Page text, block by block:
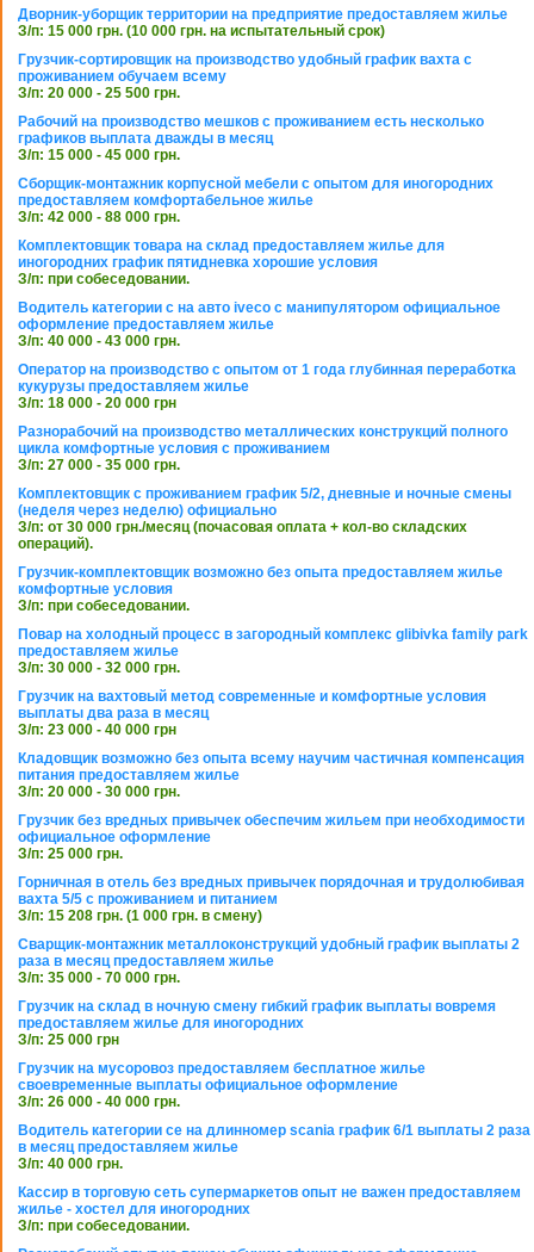
Дворник-уборщик территории на предприятие предоставляем жилье
З/п: 15 000 грн. (10 000 грн. на испытательный срок)
Грузчик-сортировщик на производство удобный график вахта с
проживанием обучаем всему
З/п: 20 000 - 25 500 грн.
Рабочий на производство мешков с проживанием есть несколько
графиков выплата дважды в месяц
З/п: 15 000 - 45 000 грн.
Сборщик-монтажник корпусной мебели с опытом для иногородних
предоставляем комфортабельное жилье
З/п: 42 000 - 88 000 грн.
Комплектовщик товара на склад предоставляем жилье для
иногородних график пятидневка хорошие условия
З/п: при собеседовании.
Водитель категории с на авто iveco с манипулятором официальное
оформление предоставляем жилье
З/п: 40 000 - 43 000 грн.
Оператор на производство с опытом от 1 года глубинная переработка
кукурузы предоставляем жилье
З/п: 18 000 - 20 000 грн
Разнорабочий на производство металлических конструкций полного
цикла комфортные условия с проживанием
З/п: 27 000 - 35 000 грн.
Комплектовщик с проживанием график 5/2, дневные и ночные смены
(неделя через неделю) официально
З/п: от 30 000 грн./месяц (почасовая оплата + кол-во складских
операций).
Грузчик-комплектовщик возможно без опыта предоставляем жилье
комфортные условия
З/п: при собеседовании.
Повар на холодный процесс в загородный комплекс glibivka family park
предоставляем жилье
З/п: 30 000 - 32 000 грн.
Грузчик на вахтовый метод современные и комфортные условия
выплаты два раза в месяц
З/п: 23 000 - 40 000 грн
Кладовщик возможно без опыта всему научим частичная компенсация
питания предоставляем жилье
З/п: 20 000 - 30 000 грн.
Грузчик без вредных привычек обеспечим жильем при необходимости
официальное оформление
З/п: 25 000 грн.
Горничная в отель без вредных привычек порядочная и трудолюбивая
вахта 5/5 с проживанием и питанием
З/п: 15 208 грн. (1 000 грн. в смену)
Сварщик-монтажник металлоконструкций удобный график выплаты 2
раза в месяц предоставляем жилье
З/п: 35 000 - 70 000 грн.
Грузчик на склад в ночную смену гибкий график выплаты вовремя
предоставляем жилье для иногородних
З/п: 25 000 грн
Грузчик на мусоровоз предоставляем бесплатное жилье
своевременные выплаты официальное оформление
З/п: 26 000 - 40 000 грн.
Водитель категории се на длинномер scania график 6/1 выплаты 2 раза
в месяц предоставляем жилье
З/п: 40 000 грн.
Кассир в торговую сеть супермаркетов опыт не важен предоставляем
жилье - хостел для иногородних
З/п: при собеседовании.